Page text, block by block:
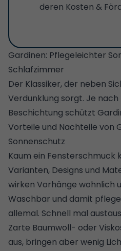
deren Kosten &
Gardinen: Pflegeleichter
Schlafzimmer
Der Klassiker, der neben
Verdunklung sorgt. Je
Beschichtung schützt
Vorteile und Nachteile von
Sonnenschutz
Kaum ein Fensterschmuck
Varianten, Designs und
wirken Vorhänge wohnlich
Waschbar und damit
allemal. Schnell mal
Zarte Baumwoll- oder
aus, bringen aber wenig